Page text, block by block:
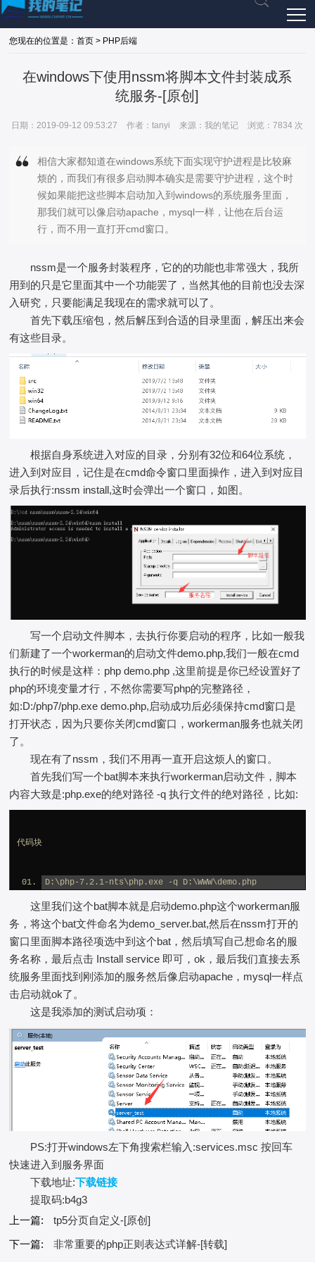
您现在的位置是：首页 > PHP后端
在windows下使用nssm将脚本文件封装成系
统服务-[原创]
日期：2019-09-12 09:53:27 作者：tanyi 来源：我的笔记 浏览：7834 次
相信大家都知道在windows系统下面实现守护进程是比较麻
烦的，而我们有很多启动脚本确实是需要守护进程，这个时
候如果能把这些脚本启动加入到windows的系统服务里面，
那我们就可以像启动apache，mysql一样，让他在后台运
行，而不用一直打开cmd窗口。
nssm是一个服务封装程序，它的的功能也非常强大，我所
用到的只是它里面其中一个功能罢了，当然其他的目前也没去深
入研究，只要能满足我现在的需求就可以了。
首先下载压缩包，然后解压到合适的目录里面，解压出来会
有这些目录。
根据自身系统进入对应的目录，分别有32位和64位系统，
进入到对应目，记住是在cmd命令窗口里面操作，进入到对应目
录后执行:nssm install,这时会弹出一个窗口，如图。
写一个启动文件脚本，去执行你要启动的程序，比如一般我
们新建了一个workerman的启动文件demo.php,我们一般在cmd
执行的时候是这样：php demo.php ,这里前提是你已经设置好了
php的环境变量才行，不然你需要写php的完整路径，
如:D:/php7/php.exe demo.php,启动成功后必须保持cmd窗口是
打开状态，因为只要你关闭cmd窗口，workerman服务也就关闭
了。
现在有了nssm，我们不用再一直开启这烦人的窗口。
首先我们写一个bat脚本来执行workerman启动文件，脚本
内容大致是:php.exe的绝对路径 -q 执行文件的绝对路径，比如:
代码块
D:\php-7.2.1-nts\php.exe -q D:\WWW\demo.php
这里我们这个bat脚本就是启动demo.php这个workerman服
务，将这个bat文件命名为demo_server.bat,然后在nssm打开的
窗口里面脚本路径项选中到这个bat，然后填写自己想命名的服
务名称，最后点击 Install service 即可，ok，最后我们直接去系
统服务里面找到刚添加的服务然后像启动apache，mysql一样点
击启动就ok了。
这是我添加的测试启动项：
PS:打开windows左下角搜索栏输入:services.msc 按回车
快速进入到服务界面
下载地址:下载链接
提取码:b4g3
上一篇:
tp5分页自定义-[原创]
下一篇:
非常重要的php正则表达式详解-[转载]